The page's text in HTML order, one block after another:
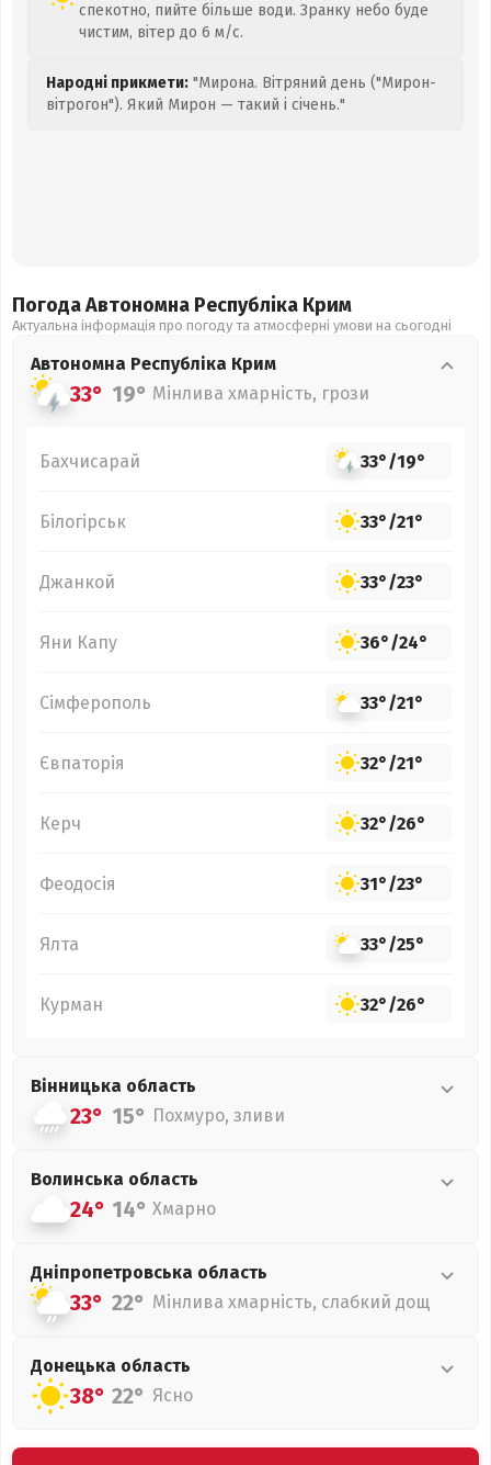
спекотно, пийте більше води. Зранку небо буде
чистим, вітер до 6 м/с.
Народні прикмети: "Мирона. Вітряний день ("Мирон-
вітрогон"). Який Мирон — такий і січень."
Погода Автономна Республіка Крим
Актуальна інформація про погоду та атмосферні умови на сьогодні
Автономна Республіка Крим
33° 19° Мінлива хмарність, грози
Бахчисарай 33°/19°
Білогірськ 33°/21°
Джанкой 33°/23°
Яни Капу 36°/24°
Сімферополь 33°/21°
Євпаторія 32°/21°
Керч 32°/26°
Феодосія 31°/23°
Ялта 33°/25°
Курман 32°/26°
Вінницька область
23° 15° Похмуро, зливи
Волинська область
24° 14° Хмарно
Дніпропетровська область
33° 22° Мінлива хмарність, слабкий дощ
Донецька область
38° 22° Ясно